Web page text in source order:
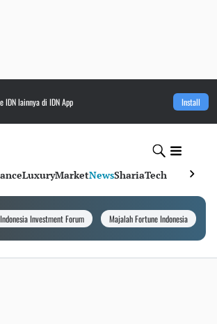
IDNlainnya di IDN App Install
LuxuryMarketNewsShariaTech
Investment Forum Majalah Fortune Indonesia